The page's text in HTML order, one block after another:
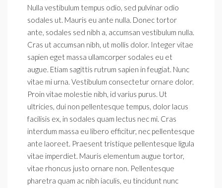
Nulla vestibulum tempus odio, sed pulvinar odio
sodales ut. Mauris eu ante nulla. Donec tortor
ante, sodales sed nibh a, accumsan vestibulum nulla.
Cras ut accumsan nibh, ut mollis dolor. Integer vitae
sapien eget massa ullamcorper sodales eu et
augue. Etiam sagittis rutrum sapien in feugiat. Nunc
vitae mi urna. Vestibulum consectetur ornare dolor.
Proin vitae molestie nibh, id varius purus. Ut
ultricies, dui non pellentesque tempus, dolor lacus
facilisis ex, in sodales quam lectus nec mi. Cras
interdum massa eu libero efficitur, nec pellentesque
ante laoreet. Praesent tristique pellentesque ligula
vitae imperdiet. Mauris elementum augue tortor,
vitae rhoncus justo ornare non. Pellentesque
pharetra quam ac nibh iaculis, eu tincidunt nunc